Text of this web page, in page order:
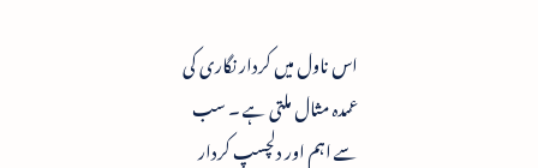
اس ناول میں کردار نگاری کی
عمدہ مثال ملتی ہے ۔ سب
سے اہم اور دلچسپ کردار